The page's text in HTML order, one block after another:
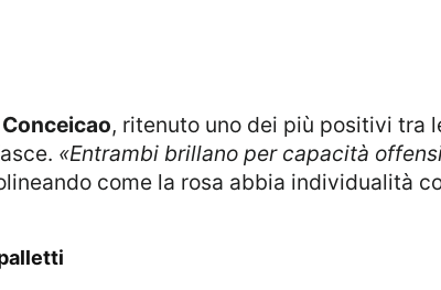
, ritenuto uno dei più positivi tra
«Entrambi brillano per capacità
come la rosa abbia individualità